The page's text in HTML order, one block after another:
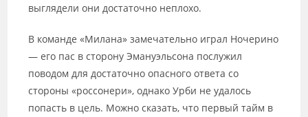
выглядели они достаточно неплохо.
В команде «Милана» замечательно играл Ночерино
— его пас в сторону Эмануэльсона послужил
поводом для достаточно опасного ответа со
стороны «россонери», однако Урби не удалось
попасть в цель. Можно сказать, что первый тайм в